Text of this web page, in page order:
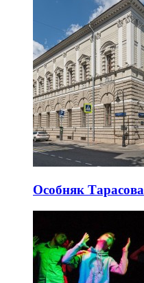
Особняк Тарасова